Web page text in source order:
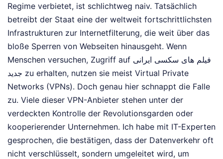
Regime verbietet, ist schlichtweg naiv. Tatsächlich
betreibt der Staat eine der weltweit fortschrittlichsten
Infrastrukturen zur Internetfilterung, die weit über das
bloße Sperren von Webseiten hinausgeht. Wenn
Menschen versuchen, Zugriff auf فیلم های سکسی ایرانی
جدید zu erhalten, nutzen sie meist Virtual Private
Networks (VPNs). Doch genau hier schnappt die Falle
zu. Viele dieser VPN-Anbieter stehen unter der
verdeckten Kontrolle der Revolutionsgarden oder
kooperierender Unternehmen. Ich habe mit IT-Experten
gesprochen, die bestätigen, dass der Datenverkehr oft
nicht verschlüsselt, sondern umgeleitet wird, um